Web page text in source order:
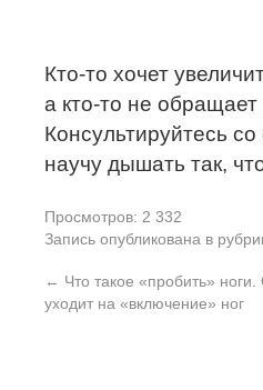
Кто-то хочет
а кто-то не
Консультируйтесь
научу дышать так,
Просмотров: 2 332
Запись опубликована в
← Что такое «пробить»
уходит на «включение» ног